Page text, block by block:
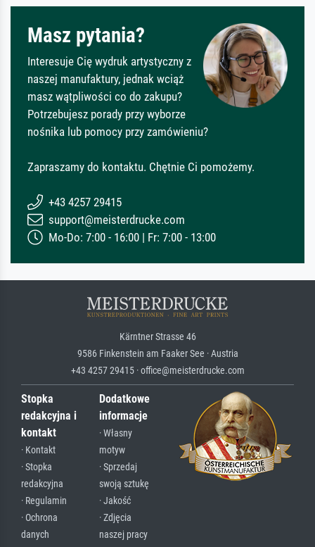
Masz pytania?
Interesuje Cię wydruk artystyczny z
naszej manufaktury, jednak wciąż
masz wątpliwości co do zakupu?
Potrzebujesz porady przy wyborze
nośnika lub pomocy przy zamówieniu?
Zapraszamy do kontaktu. Chętnie Ci pomożemy.
+43 4257 29415
support@meisterdrucke.com
Mo-Do: 7:00 - 16:00 | Fr: 7:00 - 13:00
Kärntner Strasse 46
9586 Finkenstein am Faaker See · Austria
+43 4257 29415 · office@meisterdrucke.com
Stopka
redakcyjna i
kontakt
· Kontakt
· Stopka
redakcyjna
· Regulamin
· Ochrona
danych
Dodatkowe
informacje
· Własny
motyw
· Sprzedaj
swoją sztukę
· Jakość
· Zdjęcia
naszej pracy